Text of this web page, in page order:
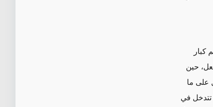
حين
2011 أن طهران تعمل على ما
تتدخل في